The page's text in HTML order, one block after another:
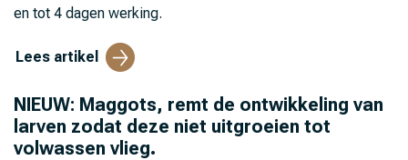
en tot 4 dagen werking.
Lees artikel
NIEUW: Maggots, remt de ontwikkeling van
larven zodat deze niet uitgroeien tot
volwassen vlieg.